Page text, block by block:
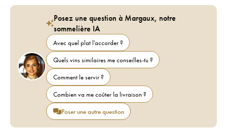
Posez une question à Margaux, notre
sommelière IA
Avec quel plat l'accorder ?
Quels vins similaires me conseilles-tu ?
Comment le servir ?
Combien va me coûter la livraison ?
Poser une autre question